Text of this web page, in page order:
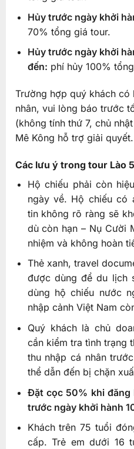
Hủy trước ngày khởi
70% tổng giá tour.
Hủy trước ngày khởi
đến: phí hủy 100%
Trường hợp quý khách có
nhân, vui lòng báo trước
(không tính thứ 7, chủ
Mê Kông hỗ trợ giải quyết.
Các lưu ý trong tour Lào
Hộ chiếu phải còn
ngày về. Hộ chiếu có
tin không rõ ràng sẽ
dù còn hạn – Nụ Cười
nhiệm và không hoàn
Thẻ xanh, travel
được dùng để du lịch
dùng hộ chiếu nước
nhập cảnh Việt Nam
Quý khách là chủ
cần kiểm tra tình trạng
thu nhập cá nhân
thể dẫn đến bị chặn
Đặt cọc 50% khi
trước ngày khởi hành
Khách trên 75 tuổi
cấp. Trẻ em dưới 16